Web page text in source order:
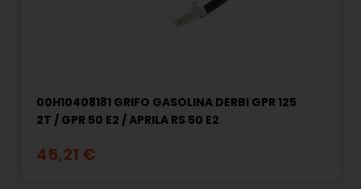
00H10408181 GRIFO GASOLINA DERBI GPR 125
2T / GPR 50 E2 / APRILA RS 50 E2
45,21 €